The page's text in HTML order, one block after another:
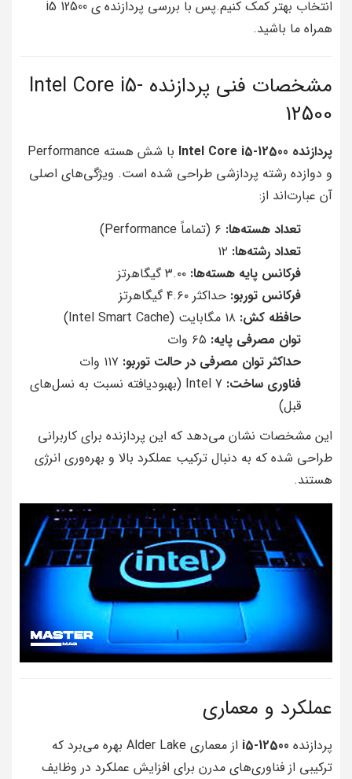
انتخاب بهتر کمک کنیم.پس با بررسی پردازنده ی i5 12500
همراه ما باشید.
مشخصات فنی پردازنده Intel Core i5-
12500
پردازنده Intel Core i5-12500
با شش هسته Performance
و دوازده رشته پردازشی طراحی شده است. ویژگی‌های اصلی
آن عبارت‌اند از:
تعداد هسته‌ها:
تعداد رشته‌ها:
فرکانس پایه هسته‌ها:
فرکانس توربو: حداکثر ۴.۶۰ گیگاهرتز
حافظه کش:
توان مصرفی پایه:
حداکثر توان مصرفی در حالت توربو:
فناوری ساخت:
Intel 7 (بهبود‌یافته نسبت به نسل‌های
قبل)
این مشخصات نشان می‌دهد که این پردازنده برای کاربرانی
طراحی شده که به دنبال ترکیب عملکرد بالا و بهره‌وری انرژی
هستند.
عملکرد و معماری
پردازنده i5-12500
از معماری Alder Lake بهره می‌برد که
ترکیبی از فناوری‌های مدرن برای افزایش عملکرد در وظایف